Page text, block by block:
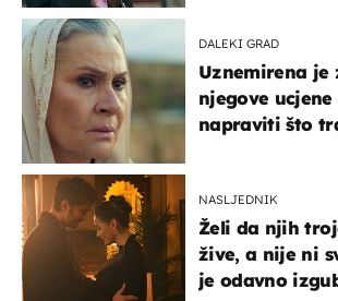
DALEKI GRAD
Uznemirena je
njegove
napraviti što
NASLJEDNIK
Želi da njih
žive, a nije ni
je odavno